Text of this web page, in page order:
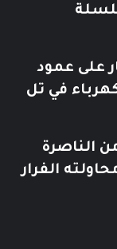
على عمود
في تل
الناصرة
الفرار